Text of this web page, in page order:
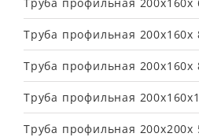
Труба профильная
Труба профильная
Труба профильная
Труба профильная